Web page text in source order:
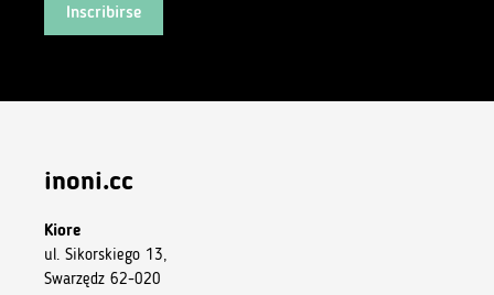
Inscribirse
inoni.cc
Kiore
ul. Sikorskiego 13,
Swarzędz 62-020